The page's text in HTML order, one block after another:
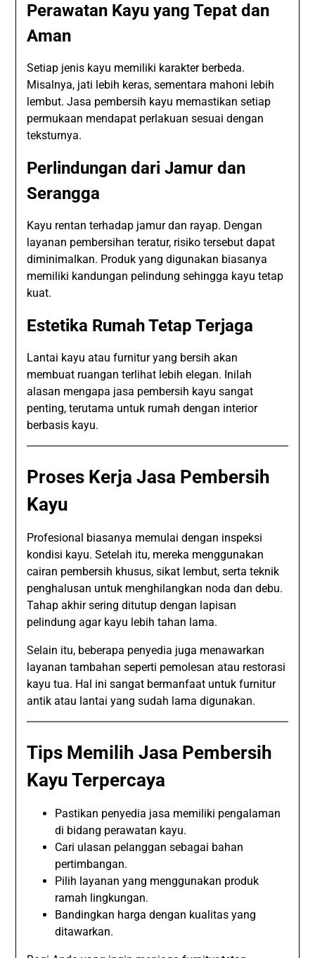
Perawatan Kayu yang Tepat dan
Aman
Setiap jenis kayu memiliki karakter berbeda.
Misalnya, jati lebih keras, sementara mahoni lebih
lembut. Jasa pembersih kayu memastikan setiap
permukaan mendapat perlakuan sesuai dengan
teksturnya.
Perlindungan dari Jamur dan
Serangga
Kayu rentan terhadap jamur dan rayap. Dengan
layanan pembersihan teratur, risiko tersebut dapat
diminimalkan. Produk yang digunakan biasanya
memiliki kandungan pelindung sehingga kayu tetap
kuat.
Estetika Rumah Tetap Terjaga
Lantai kayu atau furnitur yang bersih akan
membuat ruangan terlihat lebih elegan. Inilah
alasan mengapa jasa pembersih kayu sangat
penting, terutama untuk rumah dengan interior
berbasis kayu.
Proses Kerja Jasa Pembersih
Kayu
Profesional biasanya memulai dengan inspeksi
kondisi kayu. Setelah itu, mereka menggunakan
cairan pembersih khusus, sikat lembut, serta teknik
penghalusan untuk menghilangkan noda dan debu.
Tahap akhir sering ditutup dengan lapisan
pelindung agar kayu lebih tahan lama.
Selain itu, beberapa penyedia juga menawarkan
layanan tambahan seperti pemolesan atau restorasi
kayu tua. Hal ini sangat bermanfaat untuk furnitur
antik atau lantai yang sudah lama digunakan.
Tips Memilih Jasa Pembersih
Kayu Terpercaya
Pastikan penyedia jasa memiliki pengalaman
di bidang perawatan kayu.
Cari ulasan pelanggan sebagai bahan
pertimbangan.
Pilih layanan yang menggunakan produk
ramah lingkungan.
Bandingkan harga dengan kualitas yang
ditawarkan.